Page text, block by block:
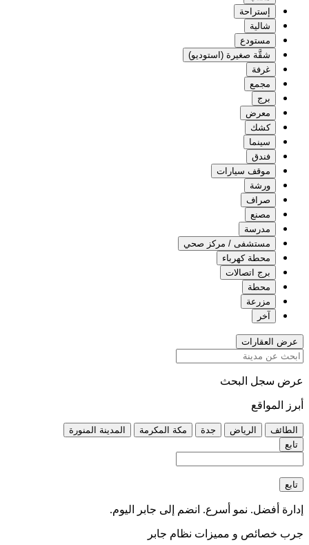
إستراحة
شالية
مستودع
شقَّة صغيرة (استوديو)
غرفة
مجمع
برج
معرض
كشك
سينما
فندق
موقف سيارات
ورشة
صراف
مصنع
مدرسة
مستشفى / مركز صحي
محطة كهرباء
برج اتصالات
محطة
مزرعة
آخر
عرض العقارات
عرض سجل البحث
أبرز المواقع
الطائف الرياض جدة مكة المكرمة
المدينة المنورة
تابع
تابع
إدارة أفضل. نمو أسرع. انضم إلى جابر اليوم.
جرب خصائص و مميزات نظام جابر